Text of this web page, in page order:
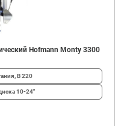
Hofmann Monty 3300
В220
10-24"